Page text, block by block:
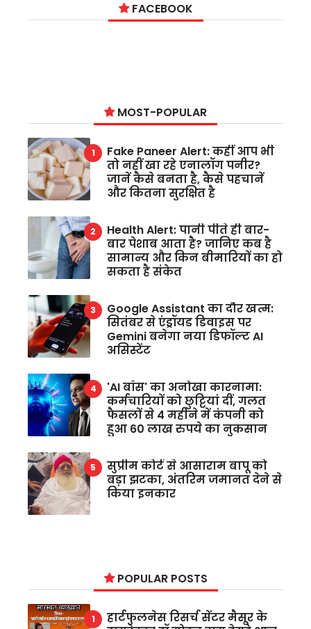
FACEBOOK
MOST-POPULAR
Fake Paneer Alert: कहीं आप भी
तो नहीं खा रहे एनालॉग पनीर?
जानें कैसे बनता है, कैसे पहचानें
और कितना सुरक्षित है
Health Alert: पानी पीते ही बार-
बार पेशाब आता है? जानिए कब है
सामान्य और किन बीमारियों का हो
सकता है संकेत
Google Assistant का दौर खत्म:
सितंबर से एंड्रॉयड डिवाइस पर
Gemini बनेगा नया डिफॉल्ट AI
असिस्टेंट
'AI बॉस' का अनोखा कारनामा:
कर्मचारियों को छुट्टियां दीं, गलत
फैसलों से 4 महीने में कंपनी को
हुआ 60 लाख रुपये का नुकसान
सुप्रीम कोर्ट से आसाराम बापू को
बड़ा झटका, अंतरिम जमानत देने से
किया इनकार
POPULAR POSTS
हार्टफुलनेस रिसर्च सेंटर मैसूर के